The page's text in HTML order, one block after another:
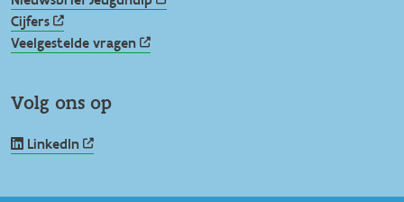
Cijfers
Veelgestelde vragen
Volg ons op
LinkedIn